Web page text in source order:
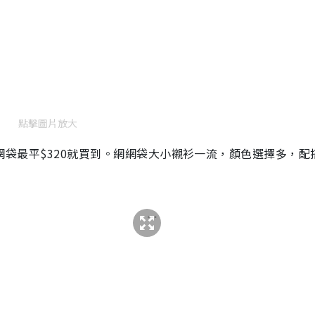
點擊圖片放大
最平$320就買到。網網袋大小襯衫一流，顏色選擇多，配